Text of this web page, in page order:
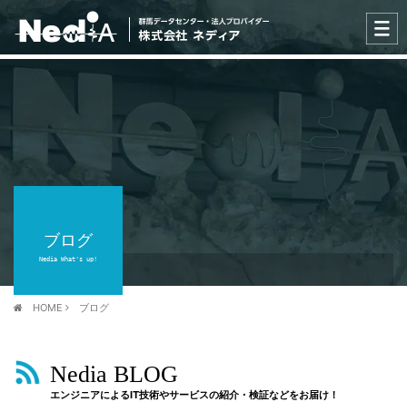
ブログ
Nedia What's up!
HOME ブログ
Nedia BLOG
エンジニアによるIT技術やサービスの紹介・検証などをお届け！